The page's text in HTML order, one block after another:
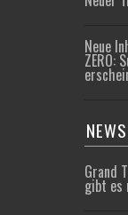
Neue
ZERO:
Grand
gibt es